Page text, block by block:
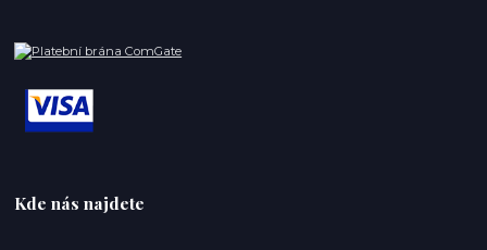
Kde nás najdete